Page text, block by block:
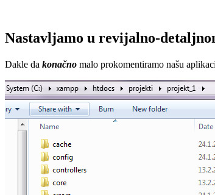
Nastavljamo u revijalno-
Dakle da konačno malo prokomentiramo našu